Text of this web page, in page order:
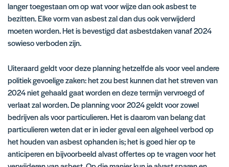
langer toegestaan om op wat voor wijze dan ook asbest te
bezitten. Elke vorm van asbest zal dan dus ook verwijderd
moeten worden. Het is bevestigd dat asbestdaken vanaf 2024
sowieso verboden zijn.
Uiteraard geldt voor deze planning hetzelfde als voor veel andere
politiek gevoelige zaken: het zou best kunnen dat het streven van
2024 niet gehaald gaat worden en deze termijn vervroegd of
verlaat zal worden. De planning voor 2024 geldt voor zowel
bedrijven als voor particulieren. Het is daarom van belang dat
particulierenweten dat er in ieder geval een algeheel verbod op
het houden van asbest ophanden is; het is goed hier op te
anticiperen en bijvoorbeeld alvastoffertesop te vragen voor het